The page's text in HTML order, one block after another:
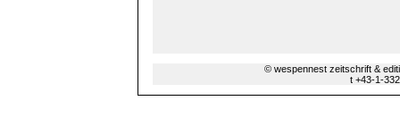
© wespennest zeitschrift &
t +43-1-